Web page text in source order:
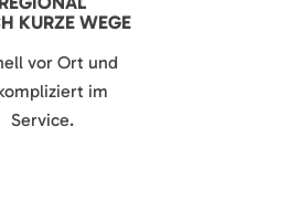
KURZE WEGE
vor Ort und
im
Service.